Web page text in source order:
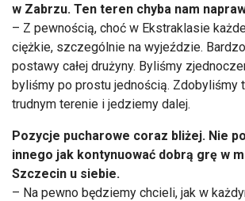
w Zabrzu. Ten teren chyba nam
– Z pewnością, choć w Ekstraklasie
ciężkie, szczególnie na wyjeździe.
postawy całej drużyny. Byliśmy
byliśmy po prostu jednością. Zdobyliśmy
trudnym terenie i jedziemy dalej.
Pozycje pucharowe coraz bliżej. Nie
innego jak kontynuować dobrą grę w
Szczecin u siebie.
– Na pewno będziemy chcieli, jak w